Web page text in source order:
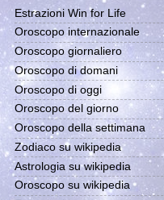
Estrazioni Win for Life
Oroscopo internazionale
Oroscopo giornaliero
Oroscopo di domani
Oroscopo di oggi
Oroscopo del giorno
Oroscopo della settimana
Zodiaco su wikipedia
Astrologia su wikipedia
Oroscopo su wikipedia